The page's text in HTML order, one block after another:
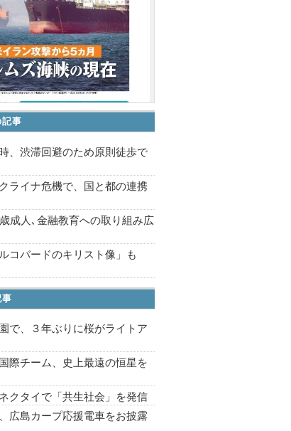
事
、渋滞回避のため原則徒歩で
ライナ危機で、国と都の連携
成人､金融教育への取り組み広
コバードのキリスト像」も
で、３年ぶりに桜がライトア
際チーム、史上最遠の恒星を
クタイで「共生社会」を発信
広島カープ応援電車をお披露